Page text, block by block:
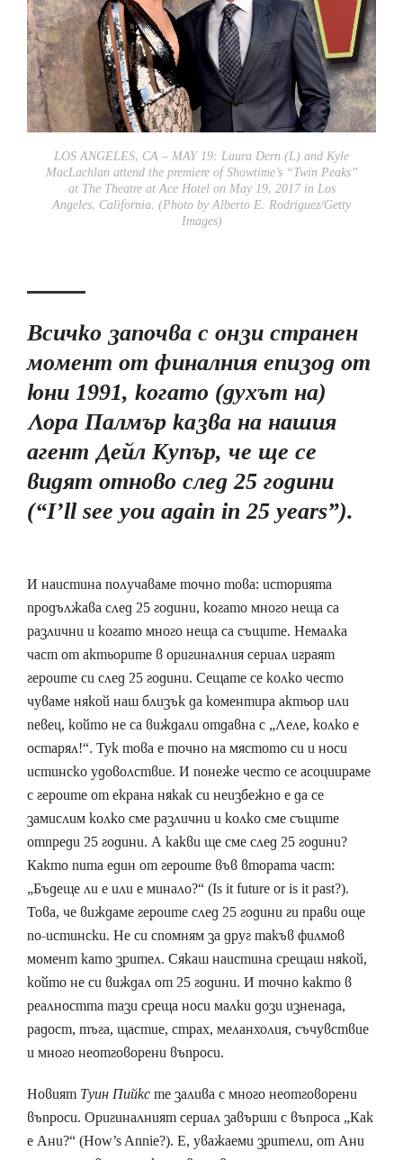
LOS ANGELES, CA – MAY 19: Laura Dern (L) and Kyle
MacLachlan attend the premiere of Showtime’s “Twin Peaks”
at The Theatre at Ace Hotel on May 19, 2017 in Los
Angeles, California. (Photo by Alberto E. Rodriguez/Getty
Images)
Всичко започва с онзи странен
момент от финалния епизод от
юни 1991, когато (духът на)
Лора Палмър казва на нашия
агент Дейл Купър, че ще се
видят отново след 25 години
(“I’ll see you again in 25 years”).
И наистина получаваме точно това: историята
продължава след 25 години, когато много неща са
различни и когато много неща са същите. Немалка
част от актьорите в оригиналния сериал играят
героите си след 25 години. Сещате се колко често
чуваме някой наш близък да коментира актьор или
певец, който не са виждали отдавна с „Леле, колко е
остарял!“. Тук това е точно на мястото си и носи
истинско удоволствие. И понеже често се асоциираме
с героите от екрана някак си неизбежно е да се
замислим колко сме различни и колко сме същите
отпреди 25 години. А какви ще сме след 25 години?
Както пита един от героите във втората част:
„Бъдеще ли е или е минало?“ (Is it future or is it past?).
Това, че виждаме героите след 25 години ги прави още
по-истински. Не си спомням за друг такъв филмов
момент като зрител. Сякаш наистина срещаш някой,
който не си виждал от 25 години. И точно както в
реалността тази среща носи малки дози изненада,
радост, тъга, щастие, страх, меланхолия, съчувствие
и много неотговорени въпроси.
Новият Туин Пийксте залива с много неотговорени
въпроси. Оригиналният сериал завърши с въпроса „Как
е Ани?“ (How’s Annie?). Е, уважаеми зрители, от Ани